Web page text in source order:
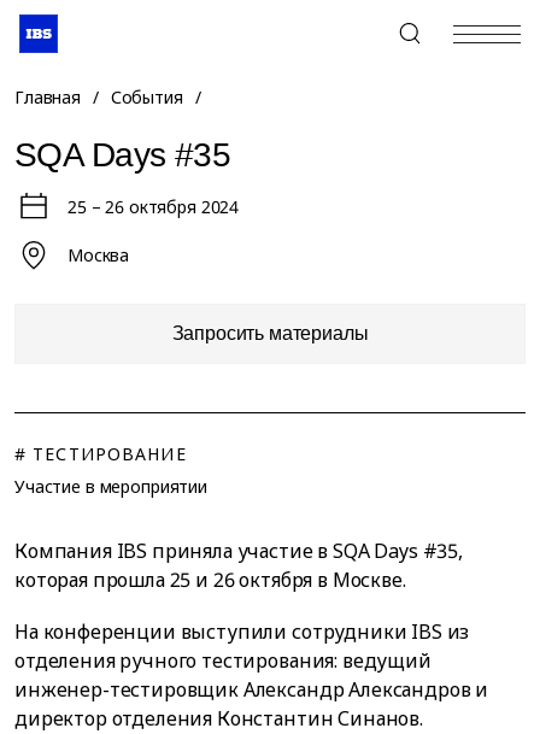
+7 (495) 967-80-80
Главная / События /
SQA Days #35
25 – 26 октября 2024
Москва
Запросить материалы
# ТЕСТИРОВАНИЕ
Участие в мероприятии
Компания IBS приняла участие в SQA Days #35,
которая прошла 25 и 26 октября в Москве.
На конференции выступили сотрудники IBS из
отделения ручного тестирования: ведущий
инженер-тестировщик Александр Александров и
директор отделения Константин Синанов.